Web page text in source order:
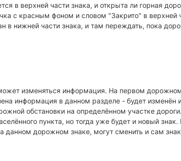
в верхней части знака, и открыта ли горная
с красным фоном и словом "Закрито" в верхней
в нижней части знака, и там переждать, пока
изменяться информация. На первом
информация в данном разделе - будет
обстановки на определённом участке
пункта, но тогда уже будет и новый
данном дорожном знаке, могут сменить и сам